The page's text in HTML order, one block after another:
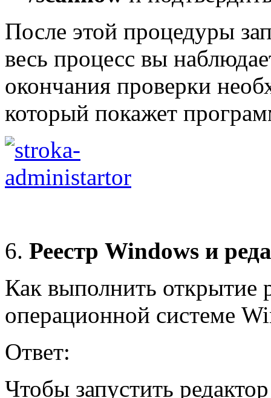
После этой процедуры
весь процесс вы
окончания проверки
который покажет
Реестр Windows и
Как выполнить открытие
операционной системе
Ответ:
Чтобы запустить